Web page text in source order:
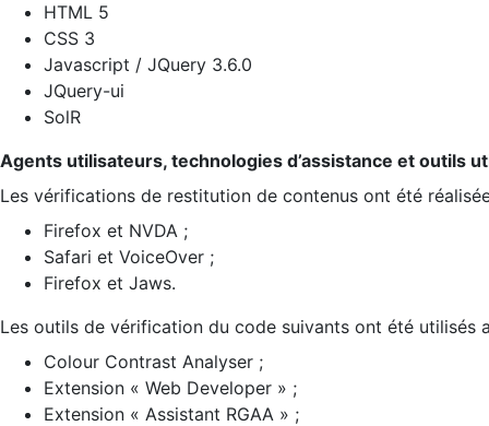
HTML 5
CSS 3
Javascript / JQuery 3.6.0
JQuery-ui
SolR
Agents utilisateurs, technologies d’assistance et outils
Les vérifications de restitution de contenus ont été
Firefox et NVDA ;
Safari et VoiceOver ;
Firefox et Jaws.
Les outils de vérification du code suivants ont été utilisés
Colour Contrast Analyser ;
Extension « Web Developer » ;
Extension « Assistant RGAA » ;